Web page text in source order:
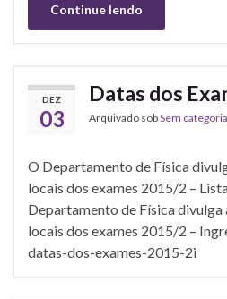
Continue lendo
DEZ
03
Datas dos
Arquivado sobSem categoria
O Departamento de Física
locais dos exames 2015/2 –
Departamento de Física divulga
locais dos exames 2015/2 –
datas-dos-exames-2015-2i